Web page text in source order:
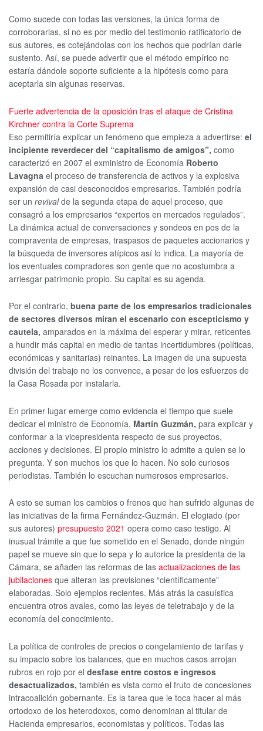
Como sucede con todas las versiones, la única forma de
corroborarlas, si no es por medio del testimonio ratificatorio de
sus autores, es cotejándolas con los hechos que podrían darle
sustento. Así, se puede advertir que el método empírico no
estaría dándole soporte suficiente a la hipótesis como para
aceptarla sin algunas reservas.
Fuerte advertencia de la oposición tras el ataque de Cristina
Kirchner contra la Corte Suprema
Eso permitiría explicar un fenómeno que empieza a advertirse: el
incipiente reverdecer del “capitalismo de amigos”, como
caracterizó en 2007 el exministro de Economía Roberto
Lavagna el proceso de transferencia de activos y la explosiva
expansión de casi desconocidos empresarios. También podría
ser un revivalde la segunda etapa de aquel proceso, que
consagró a los empresarios “expertos en mercados regulados”.
La dinámica actual de conversaciones y sondeos en pos de la
compraventa de empresas, traspasos de paquetes accionarios y
la búsqueda de inversores atípicos así lo indica. La mayoría de
los eventuales compradores son gente que no acostumbra a
arriesgar patrimonio propio. Su capital es su agenda.
Por el contrario, buena parte de los empresarios tradicionales
de sectores diversos miran el escenario con escepticismo y
cautela, amparados en la máxima del esperar y mirar, reticentes
a hundir más capital en medio de tantas incertidumbres (políticas,
económicas y sanitarias) reinantes. La imagen de una supuesta
división del trabajo no los convence, a pesar de los esfuerzos de
la Casa Rosada por instalarla.
En primer lugar emerge como evidencia el tiempo que suele
dedicar el ministro de Economía, Martín Guzmán, para explicar y
conformar a la vicepresidenta respecto de sus proyectos,
acciones y decisiones. El propio ministro lo admite a quien se lo
pregunta. Y son muchos los que lo hacen. No solo curiosos
periodistas. También lo escuchan numerosos empresarios.
A esto se suman los cambios o frenos que han sufrido algunas de
las iniciativas de la firma Fernández-Guzmán. El elogiado (por
sus autores) presupuesto 2021 opera como caso testigo. Al
inusual trámite a que fue sometido en el Senado, donde ningún
papel se mueve sin que lo sepa y lo autorice la presidenta de la
Cámara, se añaden las reformas de las actualizaciones de las
jubilaciones que alteran las previsiones “científicamente”
elaboradas. Solo ejemplos recientes. Más atrás la casuística
encuentra otros avales, como las leyes de teletrabajo y de la
economía del conocimiento.
La política de controles de precios o congelamiento de tarifas y
su impacto sobre los balances, que en muchos casos arrojan
rubros en rojo por el desfase entre costos e ingresos
desactualizados, también es vista como el fruto de concesiones
intracoalición gobernante. Es la tarea que le toca hacer al más
ortodoxo de los heterodoxos, como denominan al titular de
Hacienda empresarios, economistas y políticos. Todas las